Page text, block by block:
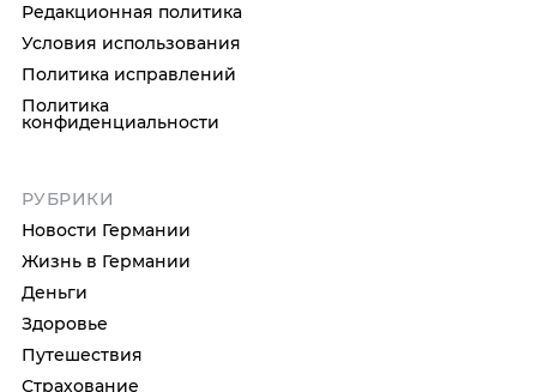
Редакционная политика
Условия использования
Политика исправлений
Политика
конфиденциальности
РУБРИКИ
Новости Германии
Жизнь в Германии
Деньги
Здоровье
Путешествия
Страхование